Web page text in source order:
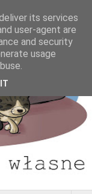
its services
user-agent are
and security
usage